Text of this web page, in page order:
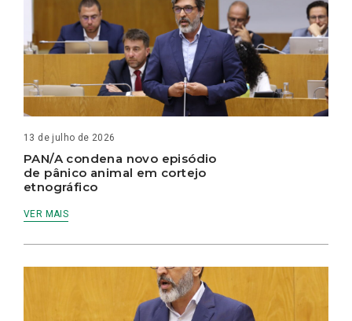
13 de julho de 2026
PAN/A condena novo episódio
de pânico animal em cortejo
etnográfico
VER MAIS